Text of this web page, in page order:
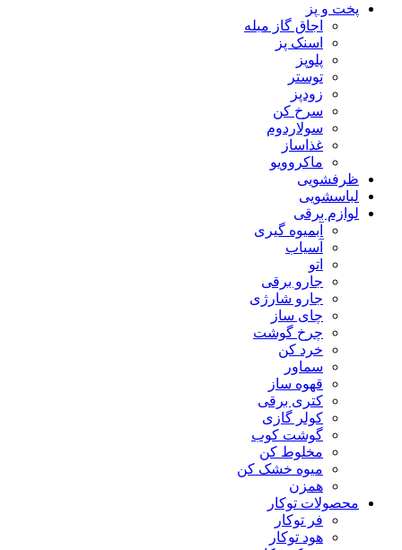
پخت و پز
اجاق گاز مبله
اسنک پز
پلوپز
توستر
زودپز
سرخ کن
سولاردوم
غذاساز
ماکروویو
ظرفشویی
لباسشویی
لوازم برقی
آبمیوه گیری
آسیاب
اتو
جارو برقی
جارو شارژی
چای ساز
چرخ گوشت
خرد کن
سماور
قهوه ساز
کتری برقی
کولر گازی
گوشت کوب
مخلوط کن
میوه خشک کن
همزن
محصولات توکار
فر توکار
هود توکار